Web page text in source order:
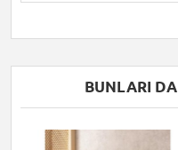
BUNLARI